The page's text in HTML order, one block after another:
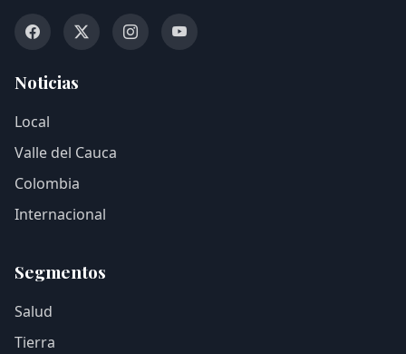
Noticias
Local
Valle del Cauca
Colombia
Internacional
Segmentos
Salud
Tierra